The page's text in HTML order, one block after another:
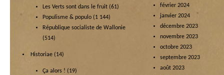
Les Verts sont dans le fruit (61)
Populisme & populo (1 144)
République socialiste de Wallonie
(514)
Historiae (14)
Ça alors ! (19)
février 2024
janvier 2024
décembre 2023
novembre 2023
octobre 2023
septembre 2023
août 2023